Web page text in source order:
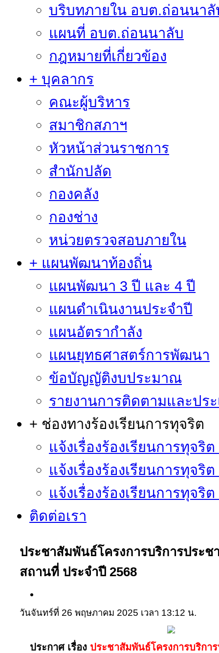
บริบทภายใน อบต.ถ่อนนา
แผนที่ อบต.ถ่อนนาลับ
กฎหมายที่เกี่ยวข้อง
+ บุคลากร
คณะผู้บริหาร
สมาชิกสภาฯ
หัวหน้าส่วนราชการ
สำนักปลัด
กองคลัง
กองช่าง
หน่วยตรวจสอบภายใน
+ แผนพัฒนาท้องถิ่น
แผนพัฒนา 3 ปี และ 4 ปี
แผนดำเนินงานประจำปี
แผนอัตรากำลัง
แผนยุทธศาสตร์การพัฒนา
ข้อบัญญัติงบประมาณ
รายงานการติดตามและปร
+ ช่องทางร้องเรียนการทุจริต
แจ้งเรื่องร้องเรียนการทุจริ
แจ้งเรื่องร้องเรียนการทุจริ
แจ้งเรื่องร้องเรียนการทุจริ
ติดต่อเรา
ประชาสัมพันธ์โครงการบริการประ
สถานที่ ประจำปี 2568
วันจันทร์ที่ 26 พฤษภาคม 2025 เวลา 13:12 น.
ประกาศ เรื่อง ประชาสัมพันธ์โครงการบริกา